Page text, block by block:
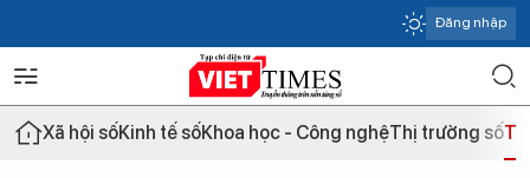
Đăng nhập
Xã hội sốKinh tế sốKhoa học - Công nghệThị trường số